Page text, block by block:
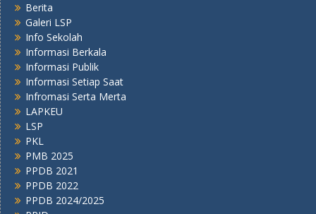
Berita
Galeri LSP
Info Sekolah
Informasi Berkala
Informasi Publik
Informasi Setiap Saat
Infromasi Serta Merta
LAPKEU
LSP
PKL
PMB 2025
PPDB 2021
PPDB 2022
PPDB 2024/2025